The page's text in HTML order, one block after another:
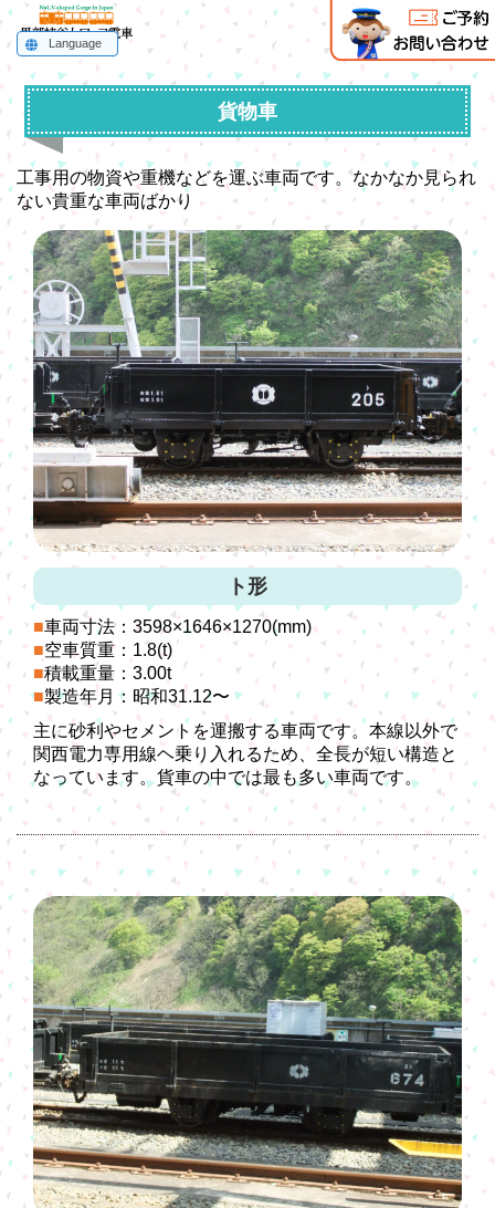
Language
English
한국어
简体中文
繁體中文
ไทย
貨物車
工事用の物資や重機などを運ぶ車両です。なかなか見られ
ない貴重な車両ばかり
ト形
車両寸法：3598×1646×1270(mm)
空車質重：1.8(t)
積載重量：3.00t
製造年月：昭和31.12〜
主に砂利やセメントを運搬する車両です。本線以外で
関西電力専用線ヘ乗り入れるため、全長が短い構造と
なっています。貨車の中では最も多い車両です。